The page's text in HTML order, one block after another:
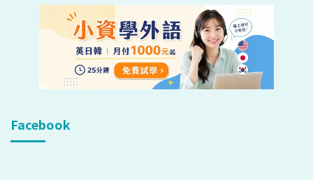
Facebook